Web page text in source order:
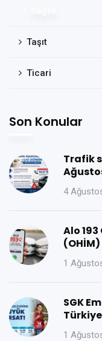
Taşıt
Ticari
Son Konular
Trafik
4
Alo
1
SGK
1